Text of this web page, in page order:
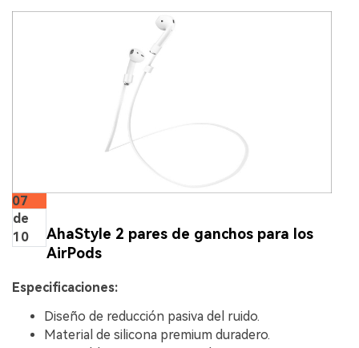
07
de
10
AhaStyle 2 pares de ganchos para los
AirPods
Especificaciones:
Diseño de reducción pasiva del ruido.
Material de silicona premium duradero.